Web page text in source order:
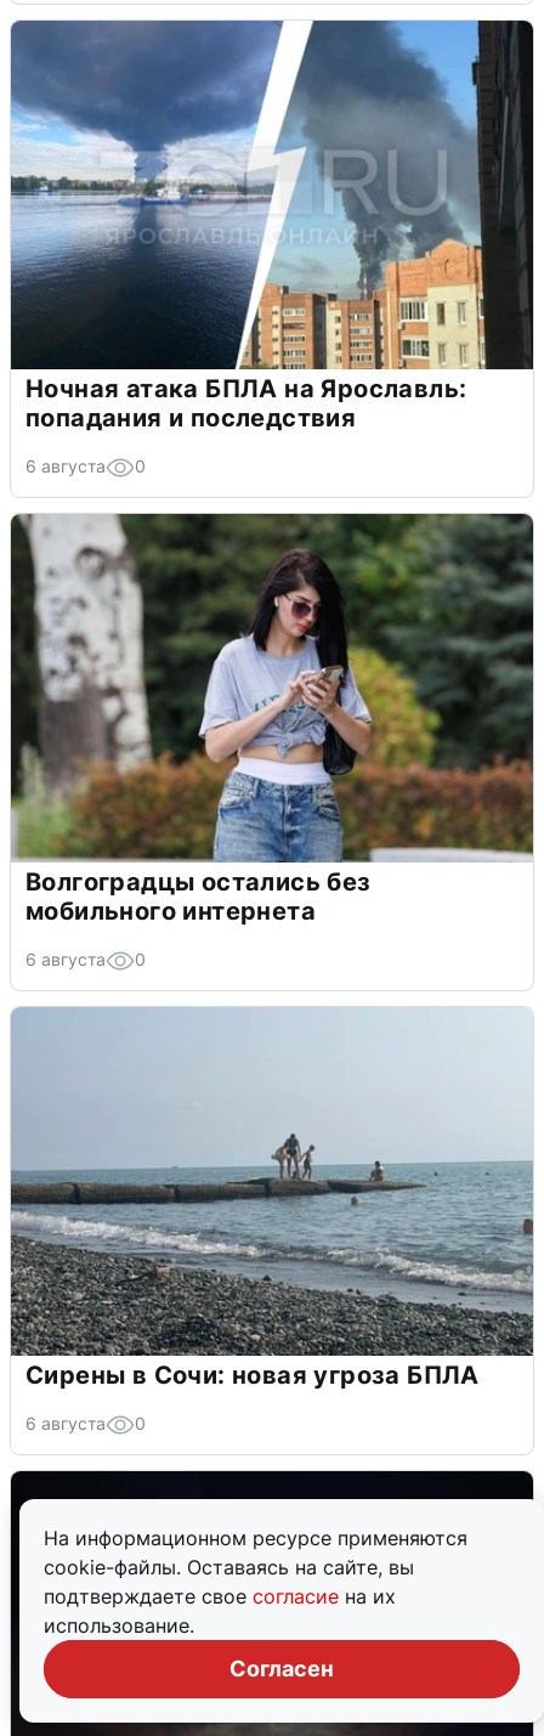
На информационном ресурсе применяются
cookie-файлы. Оставаясь на сайте, вы
подтверждаете свое согласие на их
использование.
Согласен
Ночная атака БПЛА на Ярославль:
попадания и последствия
6 августа 0
Волгоградцы остались без
мобильного интернета
6 августа 0
Сирены в Сочи: новая угроза БПЛА
6 августа 0